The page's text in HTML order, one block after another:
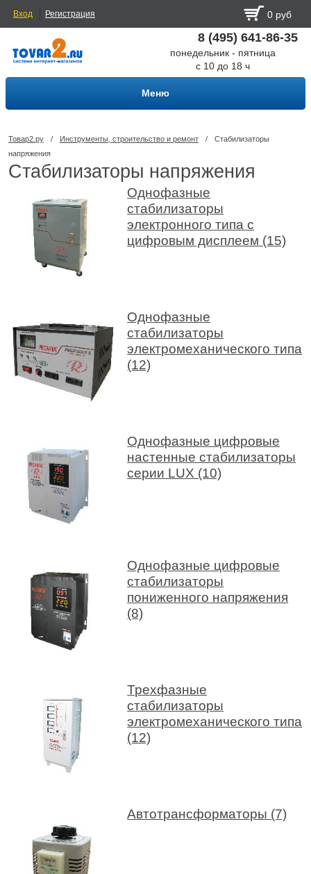
Вход Регистрация 0 руб
8 (495) 641-86-35
понедельник - пятница
с 10 до 18 ч
Меню
Товар2.ру / Инструменты, строительство и ремонт /
Стабилизаторы
напряжения
Стабилизаторы напряжения
Однофазные
стабилизаторы
электронного типа с
цифровым дисплеем (15)
Однофазные
стабилизаторы
электромеханического типа
(12)
Однофазные цифровые
настенные стабилизаторы
серии LUX (10)
Однофазные цифровые
стабилизаторы
пониженного напряжения
(8)
Трехфазные
стабилизаторы
электромеханического типа
(12)
Автотрансформаторы (7)